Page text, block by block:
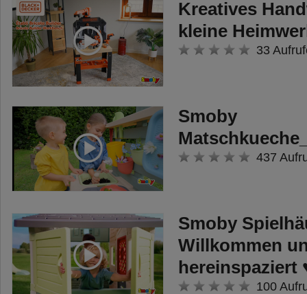
Kreatives
kleine
33
Smoby
437
Smoby
Willkommen
hereinspaziert
100